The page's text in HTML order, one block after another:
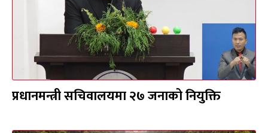
प्रधानमन्त्री सचिवालयमा २७ जनाको नियुक्ति